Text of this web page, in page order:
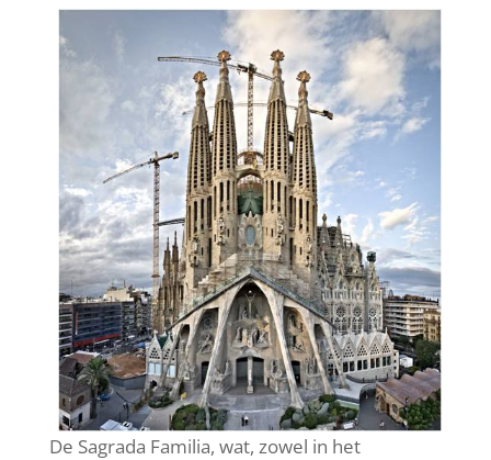
De Sagrada Familia, wat, zowel in het